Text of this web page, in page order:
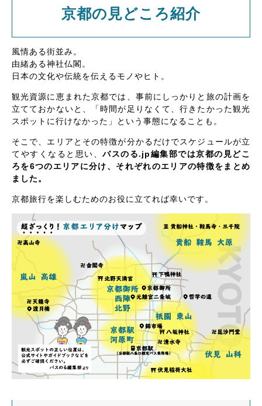
京都の見どころ紹介
風情ある街並み。
由緒ある神社仏閣。
日本の文化や伝統を伝えるモノやヒト。
観光資源に恵まれた京都では、事前にしっかりと旅の計画を
立てておかないと、「時間が足りなくて、行きたかった観光
スポットに行けなかった」という事態になることも。
そこで、エリアとその特徴が分かるだけでスケジュールが立
てやすくなると思い、バスのる.jp編集部では京都の見どこ
ろを6つのエリアに分け、それぞれのエリアの特徴をまとめ
ました。
京都旅行を楽しむためのお役に立てれば幸いです。